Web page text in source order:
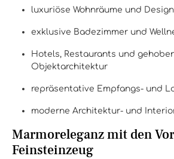
luxuriöse Wohnräume und
exklusive Badezimmer und
Hotels, Restaurants und
Objektarchitektur
repräsentative Empfangs- und
moderne Architektur- und
Marmoreleganz mit den
Feinsteinzeug